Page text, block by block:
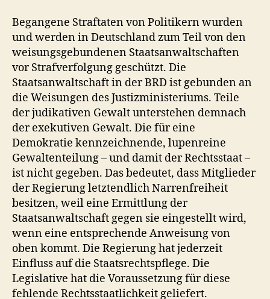
Begangene Straftaten von Politikern wurden
und werden in Deutschland zum Teil von den
weisungsgebundenen Staatsanwaltschaften
vor Strafverfolgung geschützt. Die
Staatsanwaltschaft in der BRD ist gebunden an
die Weisungen des Justizministeriums. Teile
der judikativen Gewalt unterstehen demnach
der exekutiven Gewalt. Die für eine
Demokratie kennzeichnende, lupenreine
Gewaltenteilung – und damit der Rechtsstaat –
ist nicht gegeben. Das bedeutet, dass Mitglieder
der Regierung letztendlich Narrenfreiheit
besitzen, weil eine Ermittlung der
Staatsanwaltschaft gegen sie eingestellt wird,
wenn eine entsprechende Anweisung von
oben kommt. Die Regierung hat jederzeit
Einfluss auf die Staatsrechtspflege. Die
Legislative hat die Voraussetzung für diese
fehlende Rechtsstaatlichkeit geliefert.